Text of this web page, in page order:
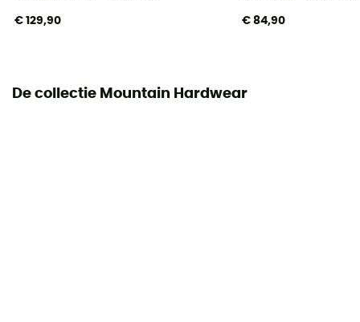
€ 129,90 € 84,90
De collectie Mountain Hardwear